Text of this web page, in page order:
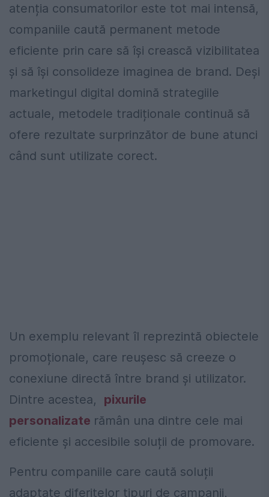
atenția consumatorilor este tot mai intensă,
companiile caută permanent metode
eficiente prin care să își crească vizibilitatea
și să își consolideze imaginea de brand. Deși
marketingul digital domină strategiile
actuale, metodele tradiționale continuă să
ofere rezultate surprinzător de bune atunci
când sunt utilizate corect.
Un exemplu relevant îl reprezintă obiectele
promoționale, care reușesc să creeze o
conexiune directă între brand și utilizator.
Dintre acestea, pixurile
personalizate rămân una dintre cele mai
eficiente și accesibile soluții de promovare.
Pentru companiile care caută soluții
adaptate diferitelor tipuri de campanii,